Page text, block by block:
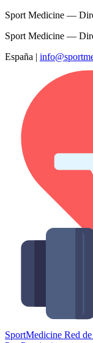
Sport Medicine —
Sport Medicine —
España |
SportMedicine Red